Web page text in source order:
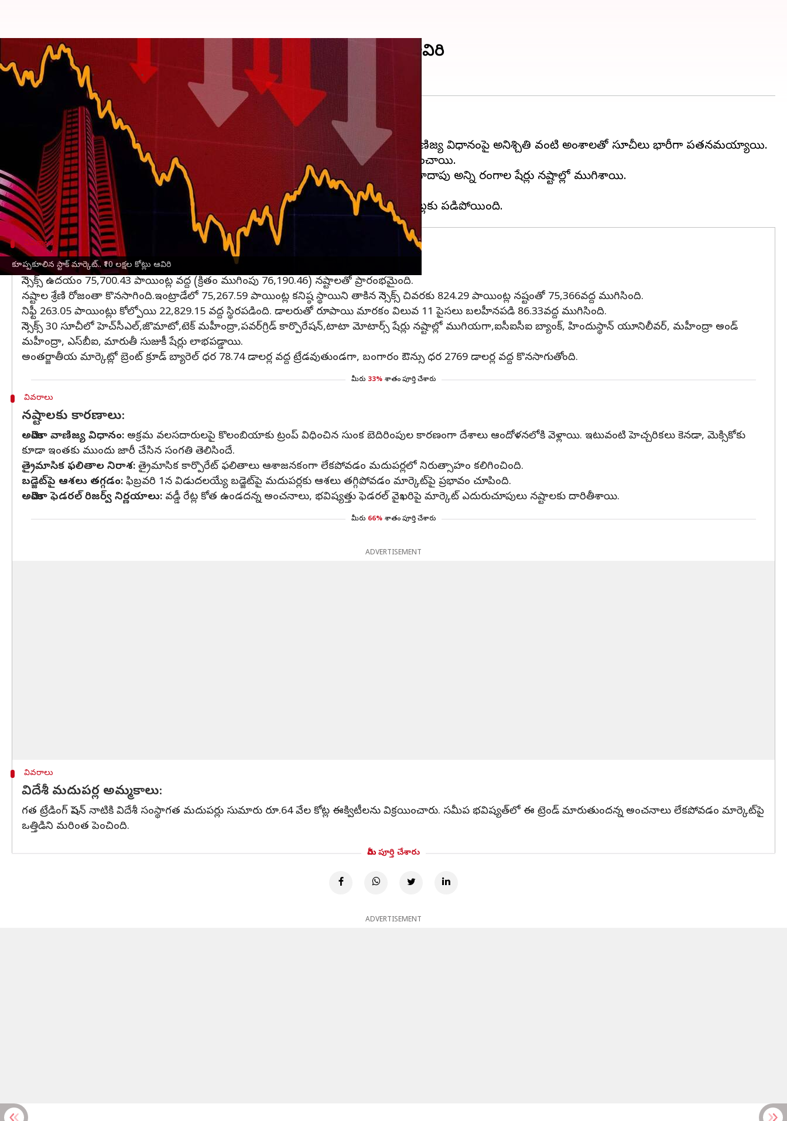
కూప్పకూలిన స్టాక్ మార్కెట్.. ₹10 లక్షల కోట్లు ఆవిరి
Stock Market: కూప్పకూలిన స్టాక్ మార్కెట్.. ₹10 లక్షల కోట్లు ఆవిరి
వ్రాసిన వారు Sirish Praharaju Jan 27, 2025 04:14 pm
ఈ వార్తాకథనం ఏంటి
స్టాక్ మార్కెట్సూచీలు (Stock Market Today) భారీ నష్టాల్లో ముగిశాయి.
బలహీన కార్పొరేట్ త్రైమాసిక ఫలితాలు, విదేశీ మదుపర్ల అమ్మకాలు కొనసాగడం, అమెరికా వాణిజ్య విధానంపై అనిశ్చితి వంటి అంశాలతో సూచీలు భారీగా పతనమయ్యాయి.
ఇన్ఫోసిస్, హెచ్‌డీఎఫ్‌సీ బ్యాంక్, రిలయన్స్ వంటి ప్రముఖ షేర్ల అమ్మకాలు సూచీలపై ఒత్తిడి పెంచాయి.
ఇంట్రాడేలోసెన్సెక్స్900 పాయింట్లు కోల్పోగా, నిఫ్టీ 23,000 పాయింట్ల దిగువకు చేరుకుంది. దాదాపు అన్ని రంగాల షేర్లు నష్టాల్లో ముగిశాయి.
ఓ దశలో బీఎస్‌ఈ మిడ్‌క్యాప్ 3 శాతం, బీఎస్‌ఈ స్మాల్‌క్యాప్ 4 శాతం వరకూ తగ్గిపోయాయి.
వివరాలు
సూచీల పతనం:
సెన్సెక్స్ ఉదయం 75,700.43 పాయింట్ల వద్ద (క్రితం ముగింపు 76,190.46) నష్టాలతో ప్రారంభమైంది.
నష్టాల శ్రేణి రోజంతా కొనసాగింది.ఇంట్రాడేలో 75,267.59 పాయింట్ల కనిష్ఠ స్థాయిని తాకిన సెన్సెక్స్ చివరకు 824.29 పాయింట్ల నష్టంతో 75,366వద్ద ముగిసింది.
నిఫ్టీ 263.05 పాయింట్లు కోల్పోయి 22,829.15 వద్ద స్థిరపడింది. డాలరుతో రూపాయి మారకం విలువ 11 పైసలు బలహీనపడి 86.33వద్ద ముగిసింది.
సెన్సెక్స్ 30 సూచీలో హెచ్‌సీఎల్,జొమాటో,టెక్ మహీంద్రా,పవర్‌గ్రిడ్ కార్పొరేషన్,టాటా మోటార్స్ షేర్లు నష్టాల్లో ముగియగా,ఐసీఐసీఐ బ్యాంక్, హిందుస్థాన్ యూనిలీవర్, మహీంద్రా అండ్
మహీంద్రా, ఎస్‌బీఐ, మారుతీ సుజుకీ షేర్లు లాభపడ్డాయి.
అంతర్జాతీయ మార్కెట్లో బ్రెంట్ క్రూడ్ బ్యారెల్ ధర 78.74 డాలర్ల వద్ద ట్రేడవుతుండగా, బంగారం ఔన్సు ధర 2769 డాలర్ల వద్ద కొనసాగుతోంది.
మీరు 33% శాతం పూర్తి చేశారు
వివరాలు
నష్టాలకు కారణాలు:
అమెరికా వాణిజ్య విధానం: అక్రమ వలసదారులపై కొలంబియాకు ట్రంప్ విధించిన సుంక బెదిరింపుల కారణంగా దేశాలు ఆందోళనలోకి వెళ్లాయి. ఇటువంటి హెచ్చరికలు కెనడా, మెక్సికోకు
కూడా ఇంతకు ముందు జారీ చేసిన సంగతి తెలిసిందే.
త్రైమాసిక ఫలితాల నిరాశ: త్రైమాసిక కార్పొరేట్ ఫలితాలు ఆశాజనకంగా లేకపోవడం మదుపర్లలో నిరుత్సాహం కలిగించింది.
బడ్జెట్‌పై ఆశలు తగ్గడం: ఫిబ్రవరి 1న విడుదలయ్యే బడ్జెట్‌పై మదుపర్లకు ఆశలు తగ్గిపోవడం మార్కెట్‌పై ప్రభావం చూపింది.
అమెరికా ఫెడరల్ రిజర్వ్ నిర్ణయాలు: వడ్డీ రేట్ల కోత ఉండదన్న అంచనాలు, భవిష్యత్తు ఫెడరల్ వైఖరిపై మార్కెట్ ఎదురుచూపులు నష్టాలకు దారితీశాయి.
మీరు 66% శాతం పూర్తి చేశారు
ADVERTISEMENT
వివరాలు
విదేశీ మదుపర్ల అమ్మకాలు:
గత ట్రేడింగ్ సెషన్ నాటికి విదేశీ సంస్థాగత మదుపర్లు సుమారు రూ.64 వేల కోట్ల ఈక్విటీలను విక్రయించారు. సమీప భవిష్యత్‌లో ఈ ట్రెండ్ మారుతుందన్న అంచనాలు లేకపోవడం మార్కెట్‌పై
ఒత్తిడిని మరింత పెంచింది.
మీరు పూర్తి చేశారు
ADVERTISEMENT